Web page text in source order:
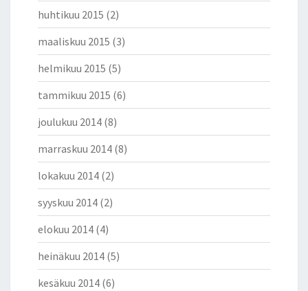
huhtikuu 2015 (2)
maaliskuu 2015 (3)
helmikuu 2015 (5)
tammikuu 2015 (6)
joulukuu 2014 (8)
marraskuu 2014 (8)
lokakuu 2014 (2)
syyskuu 2014 (2)
elokuu 2014 (4)
heinäkuu 2014 (5)
kesäkuu 2014 (6)